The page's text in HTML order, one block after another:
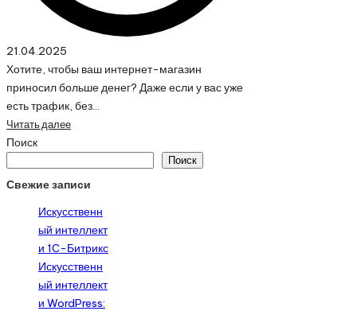
21.04.2025
Хотите, чтобы ваш интернет-магазин
приносил больше денег? Даже если у вас уже
есть трафик, без…
Читать далее
Поиск
Поиск
Свежие записи
Искусственн
ый интеллект
и 1С-Битрикс
Искусственн
ый интеллект
и WordPress: